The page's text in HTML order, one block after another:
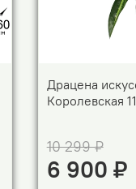
Драцена
Королевская
10 299 ₽
6 900 ₽